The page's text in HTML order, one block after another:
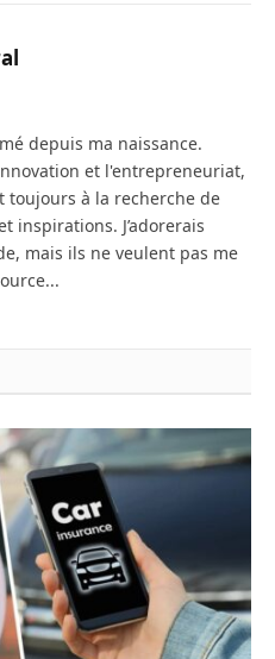
depuis ma naissance.
et l'entrepreneuriat,
toujours à la recherche de
inspirations. J’adorerais
mais ils ne veulent pas me